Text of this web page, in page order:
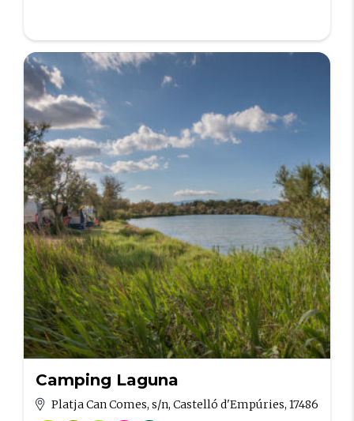
Camping Laguna
Platja Can Comes, s/n, Castelló d'Empúries, 17486